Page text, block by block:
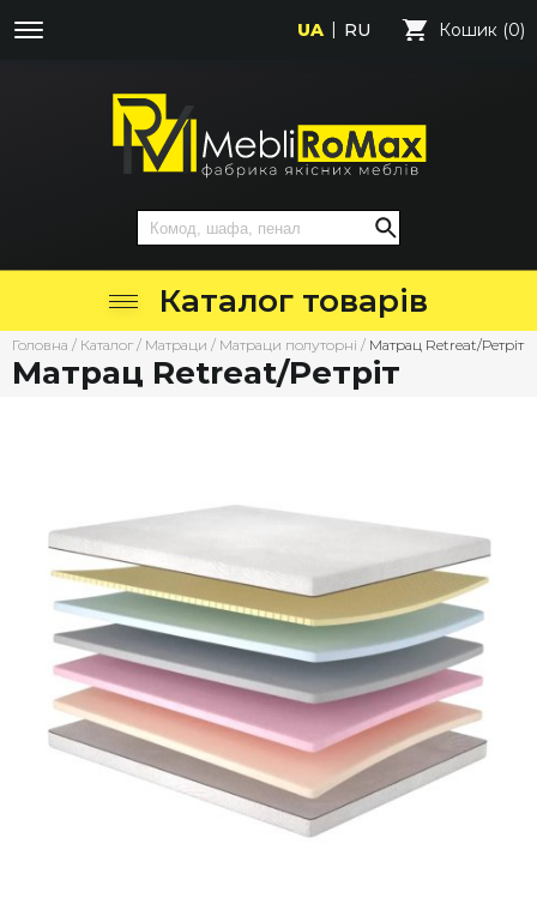
UA RU Кошик (0)
Каталог товарів
Головна / Каталог / Матраци / Матраци полуторні / Матрац Retreat/Ретріт
Матрац Retreat/Ретріт